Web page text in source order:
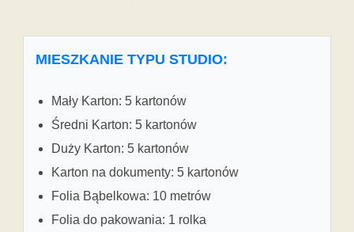
MIESZKANIE TYPU STUDIO:
Mały Karton: 5 kartonów
Średni Karton: 5 kartonów
Duży Karton: 5 kartonów
Karton na dokumenty: 5 kartonów
Folia Bąbelkowa: 10 metrów
Folia do pakowania: 1 rolka